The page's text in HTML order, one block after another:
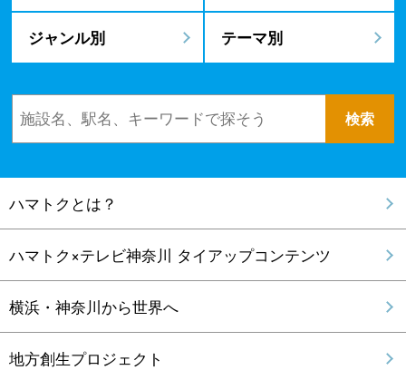
ジャンル別 テーマ別
ハマトクとは？
ハマトク×テレビ神奈川 タイアップコンテンツ
横浜・神奈川から世界へ
地方創生プロジェクト